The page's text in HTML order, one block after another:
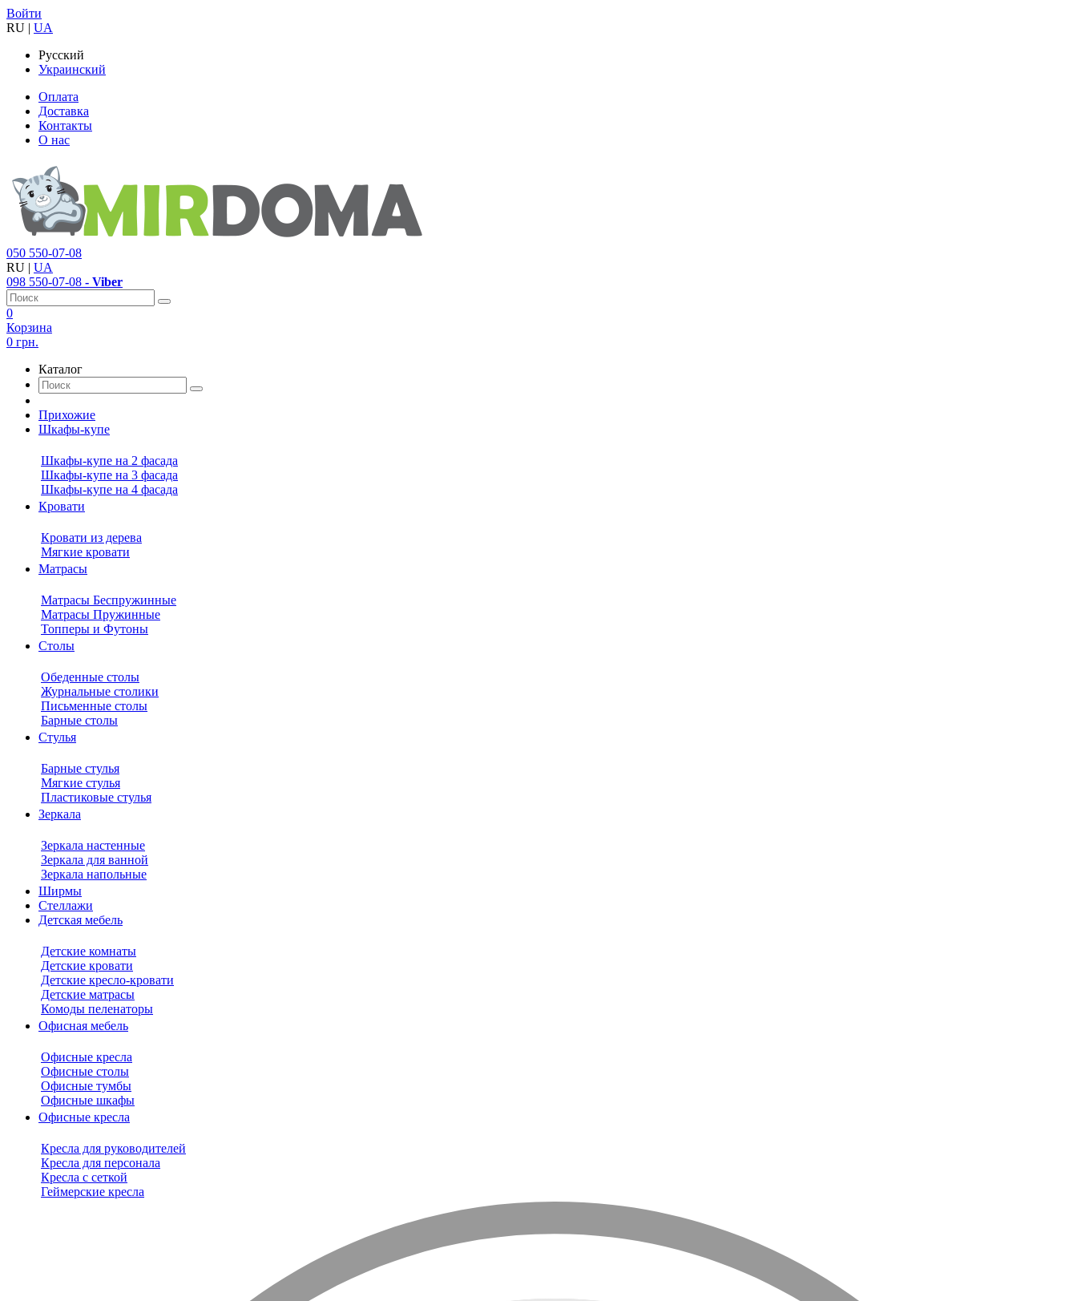
Войти
RU | UA
Русский
Украинский
Оплата
Доставка
Контакты
О нас
050 550-07-08
RU | UA
098 550-07-08 - Viber
0
Корзина
0 грн.
Каталог
Прихожие
Шкафы-купе
Шкафы-купе на 2 фасада
Шкафы-купе на 3 фасада
Шкафы-купе на 4 фасада
Кровати
Кровати из дерева
Мягкие кровати
Матрасы
Матрасы Беспружинные
Матрасы Пружинные
Топперы и Футоны
Столы
Обеденные столы
Журнальные столики
Письменные столы
Барные столы
Стулья
Барные стулья
Мягкие стулья
Пластиковые стулья
Зеркала
Зеркала настенные
Зеркала для ванной
Зеркала напольные
Ширмы
Стеллажи
Детская мебель
Детские комнаты
Детские кровати
Детские кресло-кровати
Детские матрасы
Комоды пеленаторы
Офисная мебель
Офисные кресла
Офисные столы
Офисные тумбы
Офисные шкафы
Офисные кресла
Кресла для руководителей
Кресла для персонала
Кресла с сеткой
Геймерские кресла